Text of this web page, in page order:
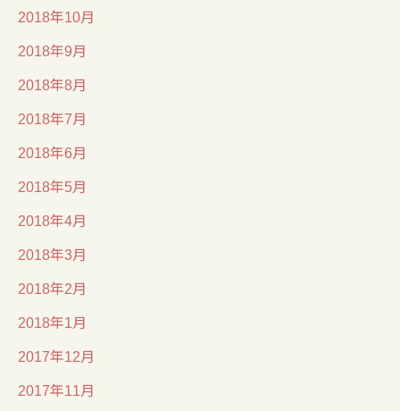
2018年10月
2018年9月
2018年8月
2018年7月
2018年6月
2018年5月
2018年4月
2018年3月
2018年2月
2018年1月
2017年12月
2017年11月